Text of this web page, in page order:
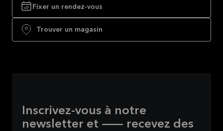
Fixer un rendez-vous
Trouver un magasin
Inscrivez-vous à notre
newsletter et — recevez des